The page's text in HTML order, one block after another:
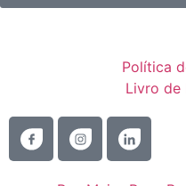
Política
Livro de